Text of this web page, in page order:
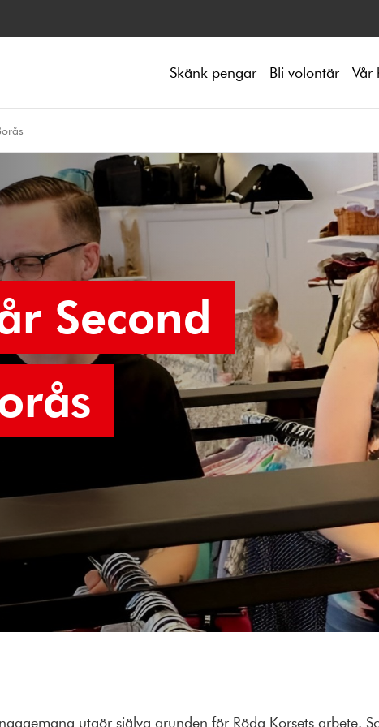
Skänk pengar Bli volontär Vår
Second
utgör själva grunden för Röda Korsets arbete.